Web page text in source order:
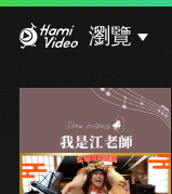
瀏覽